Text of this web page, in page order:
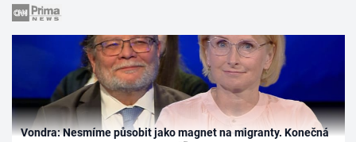
Vondra: Nesmíme působit jako magnet na migranty. Konečná